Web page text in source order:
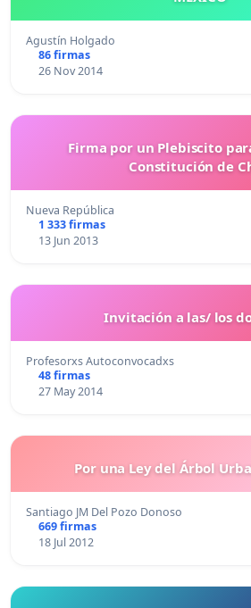
Agustín Holgado
86 firmas
26 Nov 2014
Firma por un Plebiscito
Constitución de
Nueva República
1 333 firmas
13 Jun 2013
Invitación a las/ los
Profesorxs Autoconvocadxs
48 firmas
27 May 2014
Por una Ley del Árbol
Santiago JM Del Pozo Donoso
669 firmas
18 Jul 2012